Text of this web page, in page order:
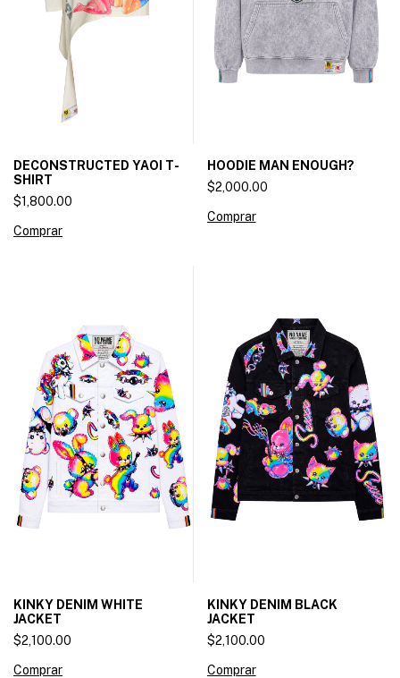
DECONSTRUCTED YAOI T-
SHIRT
$1,800.00
Comprar
HOODIE MAN ENOUGH?
$2,000.00
Comprar
KINKY DENIM WHITE
JACKET
$2,100.00
Comprar
KINKY DENIM BLACK
JACKET
$2,100.00
Comprar